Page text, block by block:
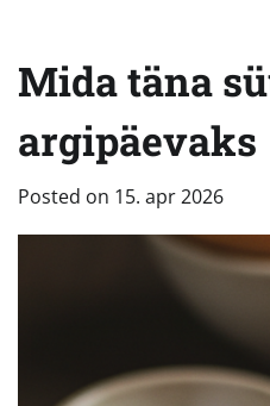
Mida täna
argipäevaks
Posted on 15. apr 2026